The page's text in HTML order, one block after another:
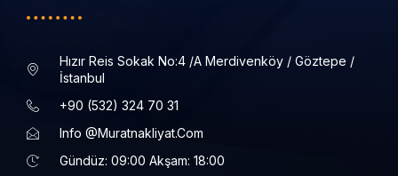
Hızır Reis Sokak No:4 /a Merdivenköy / Göztepe /
İstanbul
+90 (532) 324 70 31
Info @muratnakliyat.com
Gündüz: 09:00 Akşam: 18:00